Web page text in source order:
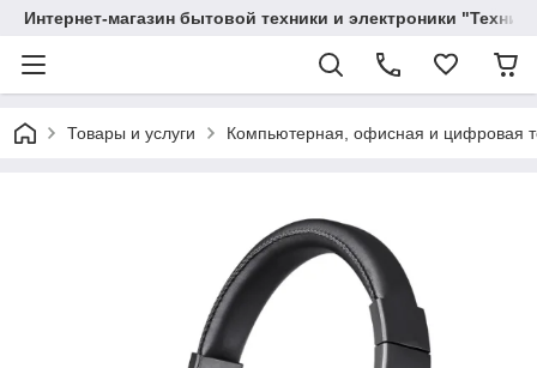
Интернет-магазин бытовой техники и электроники
Товары и услуги Компьютерная, офисная и цифровая